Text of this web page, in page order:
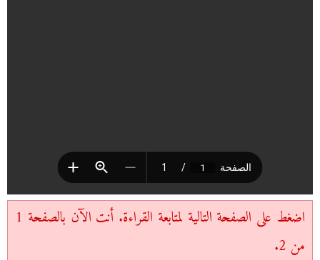
اضغط على الصفحة التالية لمتابعة القراءة. أنت الآن بالصفحة 1
من 2.